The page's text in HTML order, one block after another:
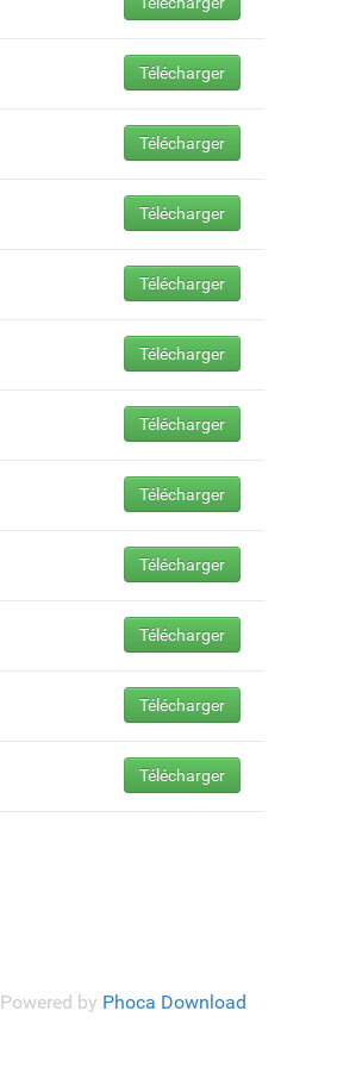
Télécharger
Télécharger
Télécharger
Télécharger
Télécharger
Télécharger
Télécharger
Télécharger
Télécharger
Télécharger
Télécharger
Powered by Phoca Download